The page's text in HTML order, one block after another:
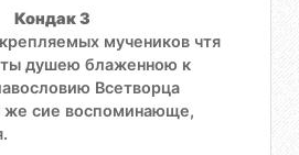
Кондак 3
мучеников чтя
душею блаженною к
Всетворца
же сие воспоминающе,